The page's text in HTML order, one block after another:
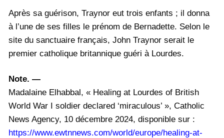
Après sa guérison, Traynor eut trois enfants ; il donna
à l’une de ses filles le prénom de Bernadette. Selon le
site du sanctuaire français, John Traynor serait le
premier catholique britannique guéri à Lourdes.
Note. —
Madalaine Elhabbal, « Healing at Lourdes of British
World War I soldier declared ‘miraculous’ », Catholic
News Agency, 10 décembre 2024, disponible sur :
https://www.ewtnnews.com/world/europe/healing-at-